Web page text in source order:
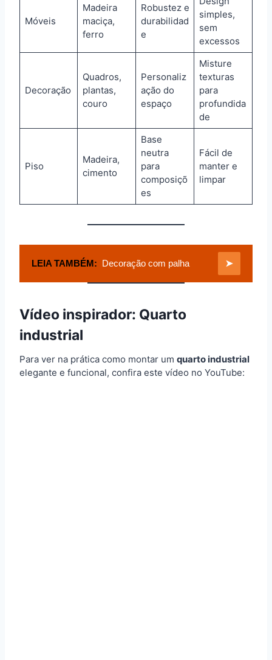
Móveis
Madeira
maciça,
ferro
Robustez e
durabilidad
e
simples,
sem
excessos
Decoração
Quadros,
plantas,
couro
Personaliz
ação do
espaço
Misture
texturas
para
profundida
de
Piso
Madeira,
cimento
Base
neutra
para
composiçõ
es
Fácil de
manter e
limpar
LEIA TAMBÉM: Decoração com palha ➤
Vídeo inspirador: Quarto
industrial
Para ver na prática como montar um quarto industrial
elegante e funcional, confira este vídeo no YouTube: